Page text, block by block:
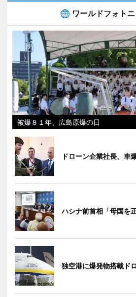
ワールドフォト
被爆８１年、広島原爆の日
ドローン企業社長、車
ハシナ前首相「母国を
独空港に爆発物搭載ド